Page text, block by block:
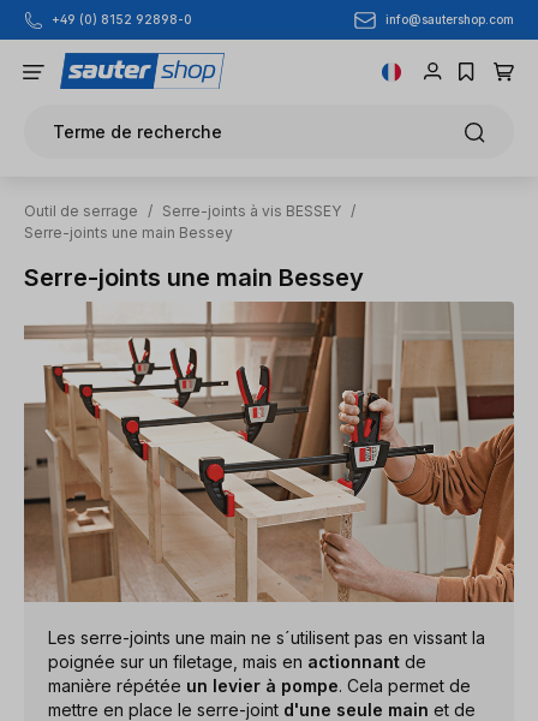
Passer au contenu principal
+49 (0) 8152 92898-0 info@sautershop.com
Terme de recherche
Outil de serrage / Serre-joints à vis BESSEY /
Serre-joints une main Bessey
Serre-joints une main Bessey
Les serre-joints une main ne s´utilisent pas en vissant la
poignée sur un filetage, mais en actionnant de
manière répétée un levier à pompe. Cela permet de
mettre en place le serre-joint d'une seule main et de